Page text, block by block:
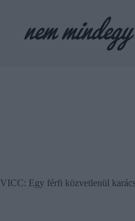
VICC: Egy férfi közvetlenül